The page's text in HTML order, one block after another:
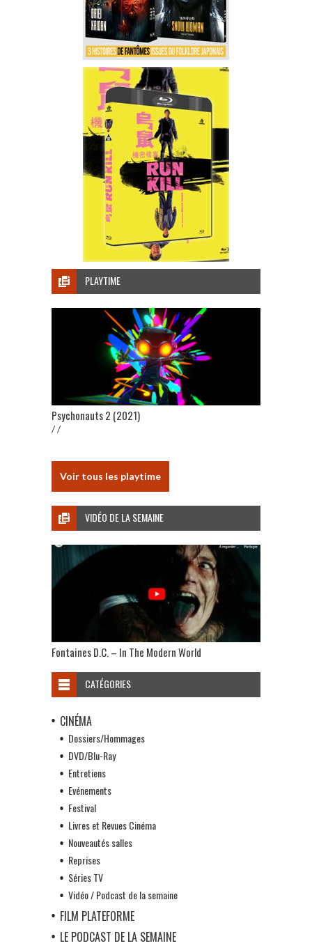
PLAYTIME
Psychonauts 2 (2021)
/ /
Voir tous les playtime
VIDÉO DE LA SEMAINE
Fontaines D.C. – In The Modern World
CATÉGORIES
CINÉMA
Dossiers/Hommages
DVD/Blu-Ray
Entretiens
Evénements
Festival
Livres et Revues Cinéma
Nouveautés salles
Reprises
Séries TV
Vidéo / Podcast de la semaine
FILM PLATEFORME
LE PODCAST DE LA SEMAINE